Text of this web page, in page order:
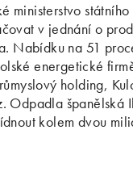
ministerstvo
v jednání o
Nabídku na 51
energetické
holding,
Odpadla španělská
kolem dvou